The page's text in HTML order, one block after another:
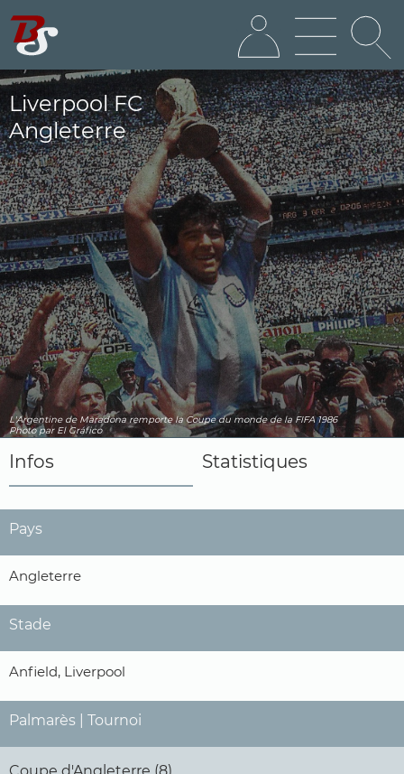
Liverpool FC
Angleterre
L'Argentine de Maradona remporte la Coupe du monde de la FIFA 1986
Photo par El Gráfico
Infos Statistiques
Pays
Angleterre
Stade
Anfield, Liverpool
Palmarès | Tournoi